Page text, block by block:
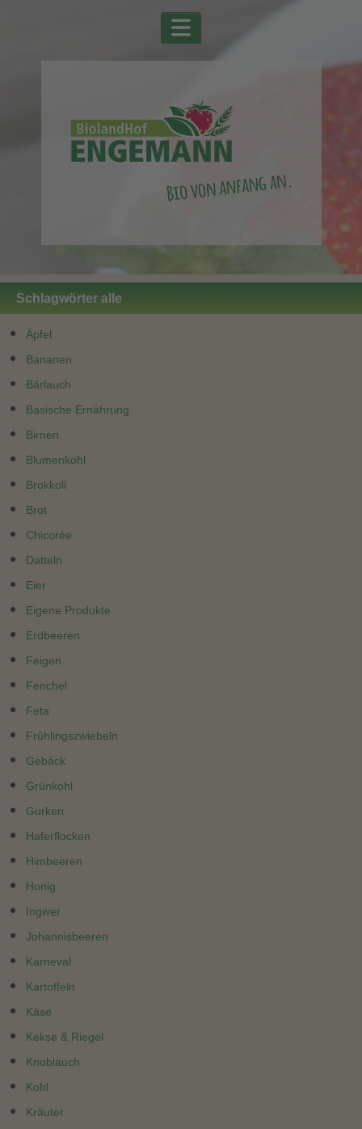
Schlagwörter alle
Äpfel
Bananen
Bärlauch
Basische Ernährung
Birnen
Blumenkohl
Brokkoli
Brot
Chicorée
Datteln
Eier
Eigene Produkte
Erdbeeren
Feigen
Fenchel
Feta
Frühlingszwiebeln
Gebäck
Grünkohl
Gurken
Haferflocken
Himbeeren
Honig
Ingwer
Johannisbeeren
Karneval
Kartoffeln
Käse
Kekse & Riegel
Knoblauch
Kohl
Kräuter